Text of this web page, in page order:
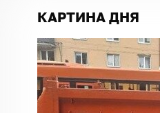
КАРТИНА ДНЯ